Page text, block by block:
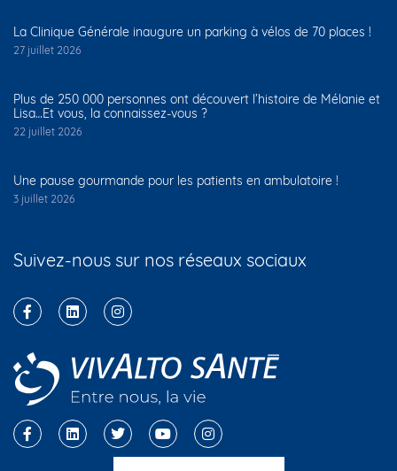
La Clinique Générale inaugure un parking à vélos de 70 places !
27 juillet 2026
Plus de 250 000 personnes ont découvert l’histoire de Mélanie et
Lisa…Et vous, la connaissez-vous ?
22 juillet 2026
Une pause gourmande pour les patients en ambulatoire !
3 juillet 2026
Suivez-nous sur nos réseaux sociaux